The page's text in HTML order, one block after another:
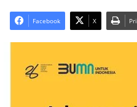
Facebook X